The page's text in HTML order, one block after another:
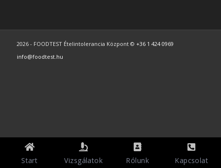
2026 - FOODTEST Ételintolerancia Központ © +36 1 424 0969
info@foodtest.hu
Start Vizsgálatok Rólunk Kapcsolat